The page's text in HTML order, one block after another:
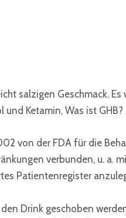
salzigen Geschmack. Es
Ketamin, Was ist GHB?
von der FDA für die
verbunden, u. a.
Patientenregister
Drink geschoben